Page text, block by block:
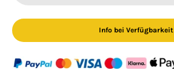
Info bei Verfügbarkeit